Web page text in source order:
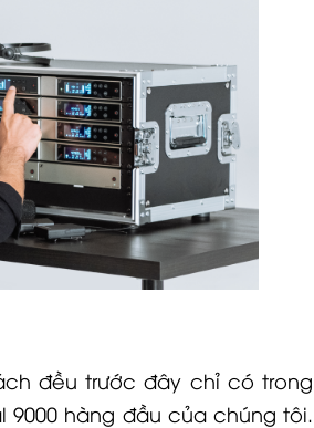
đều trước đây chỉ có trong
9000 hàng đầu của chúng tôi.